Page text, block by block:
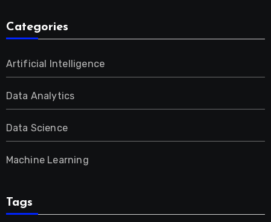
Categories
Artificial Intelligence
Data Analytics
Data Science
Machine Learning
Tags